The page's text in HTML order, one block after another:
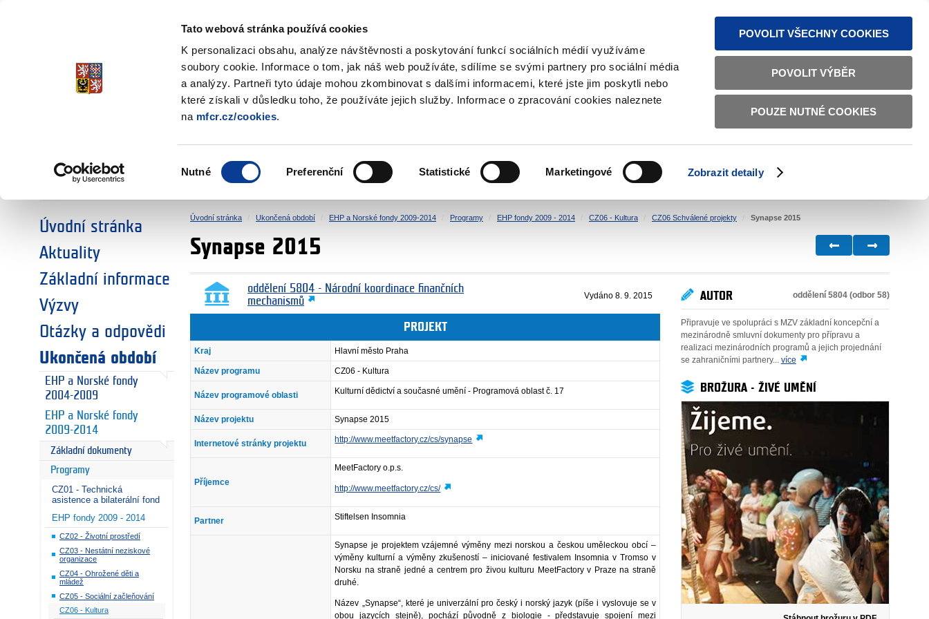
Tato webová stránka používá cookies
K personalizaci obsahu, analýze návštěvnosti a poskytování funkcí sociálních médií využíváme
soubory cookie. Informace o tom, jak náš web používáte, sdílíme se svými partnery pro sociální média
a analýzy. Partneři tyto údaje mohou zkombinovat s dalšími informacemi, které jste jim poskytli nebo
které získali v důsledku toho, že používáte jejich služby. Informace o zpracování cookies naleznete
na mfcr.cz/cookies.
souhlasu
Nutné Preferenční Statistické Marketingové Zobrazit detaily
POVOLIT VŠECHNY COOKIES
POVOLIT VÝBĚR
POUZE NUTNÉ COOKIES
TEXTOVÁ VERZE ČESKY ENGLISH
Fondy EHP a Norska
ZVOLTE SI OBLAST:
SOCIÁLNÍ DIALOG ŽIVOTNÍ PROSTŘEDÍ LIDSKÁ PRÁVA SPRAVEDLNOST VNITŘNÍ VĚCI BILATERÁLNÍ SPOLUPRÁCE
Úvodní stránka
Aktuality
Základní informace
Výzvy
Otázky a odpovědi
Ukončená období
EHP a Norské fondy
2004-2009
EHP a Norské fondy
2009-2014
Základní dokumenty
Programy
CZ01 - Technická
asistence a bilaterální fond
EHP fondy 2009 - 2014
CZ02 - Životní prostředí
CZ03 - Nestátní neziskové
organizace
CZ04 - Ohrožené děti a
mládež
CZ05 - Sociální začleňování
CZ06 - Kultura
Úvodní stránka Ukončená období EHP a Norské fondy 2009-2014 Programy EHP fondy 2009 - 2014 CZ06 - Kultura CZ06 Schválené projekty Synapse 2015
Synapse 2015
oddělení 5804 - Národní koordinace finančních
mechanismů
Vydáno 8. 9. 2015
PROJEKT
Kraj Hlavní město Praha
Název programu CZ06 - Kultura
Název programové oblasti Kulturní dědictví a současné umění - Programová oblast č. 17
Název projektu Synapse 2015
Internetové stránky projektu http://www.meetfactory.cz/cs/synapse
Příjemce
MeetFactory o.p.s.
http://www.meetfactory.cz/cs/
Partner Stiftelsen Insomnia
Synapse je projektem vzájemné výměny mezi norskou a českou uměleckou obcí –
výměny kulturní a výměny zkušeností – iniciované festivalem Insomnia v Tromso v
Norsku na straně jedné a centrem pro živou kulturu MeetFactory v Praze na straně
druhé.
Název „Synapse“, které je univerzální pro český i norský jazyk (píše i vyslovuje se v
obou jazycích stejně), pochází původně z biologie - představuje spojení mezi
AUTOR oddělení 5804 (odbor 58)
Připravuje ve spolupráci s MZV základní koncepční a
mezinárodně smluvní dokumenty pro přípravu a
realizaci mezinárodních programů a jejich projednání
se zahraničními partnery... více
BROŽURA - ŽIVÉ UMĚNÍ